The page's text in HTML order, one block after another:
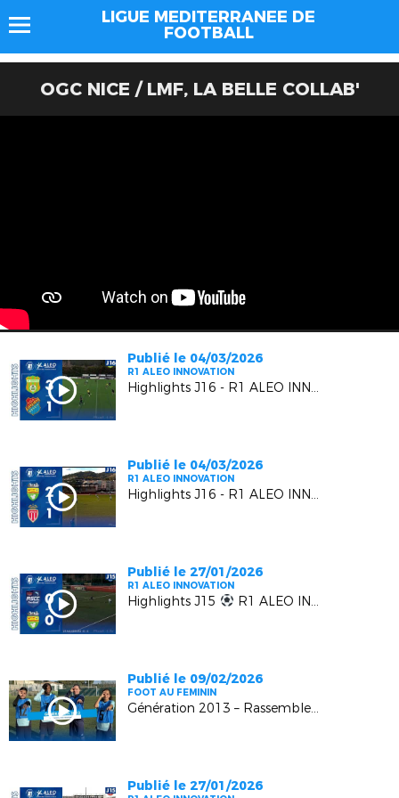
LIGUE MEDITERRANEE DE
FOOTBALL
OGC NICE / LMF, LA BELLE COLLAB'
Publié le 04/03/2026
R1 ALEO INNOVATION
Highlights J16 - R1 ALEO INNOVATION | AS Gémenosienne VS EUGA Ardziv
Publié le 04/03/2026
R1 ALEO INNOVATION
Highlights J16 - R1 ALEO INNOVATION | L' US MANDELIEU LN VS L' AS MONACO FC 2
Publié le 27/01/2026
R1 ALEO INNOVATION
Highlights J15 R1 ALEO INNOVATION | AS Cagnes Le Croc vs US Mandelieu LN
Publié le 09/02/2026
FOOT AU FEMININ
Génération 2013 – Rassemblement Régional U13F – Episode 4
Publié le 27/01/2026